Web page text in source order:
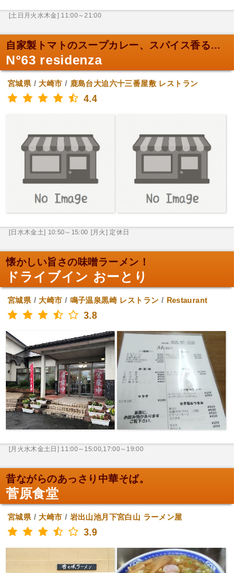
[土日月火水木金] 11:00～21:00
自家製トマトのスープカレー、スパイス香る絶品！
N°63 residenza
宮城県/大崎市 / 鹿島台大迫六十三番屋敷 レストラン
4.4
[日水木金土] 10:50～15:00 [月火] 定休日
懐かしい旨さの味噌ラーメン！
ドライブイン おーとり
宮城県/大崎市 / 鳴子温泉黒崎 レストラン / Restaurant
3.8
[月火水木金土日] 11:00～15:00,17:00～19:00
昔ながらのあっさり中華そば。
菅原食堂
宮城県/大崎市 / 岩出山池月下宮白山 ラーメン屋
3.9